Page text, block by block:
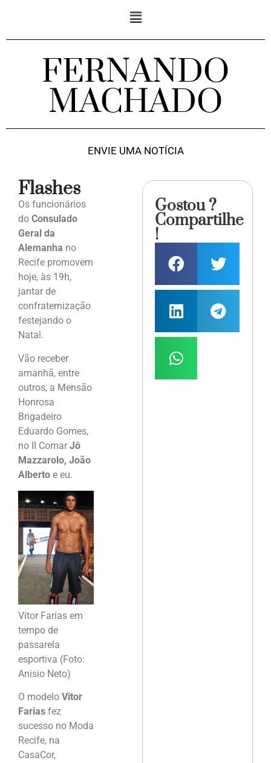
FERNANDO
MACHADO
ENVIE UMA NOTÍCIA
Flashes
Os funcionários
do Consulado
Geral da
Alemanha no
Recife promovem
hoje, às 19h,
jantar de
confraternização
festejando o
Natal.
Vão receber
amanhã, entre
outros, a Mensão
Honrosa
Brigadeiro
Eduardo Gomes,
no II Comar Jô
Mazzarolo, João
Alberto e eu.
Vitor Farias em
tempo de
passarela
esportiva (Foto:
Anisio Neto)
O modelo Vitor
Farias fez
sucesso no Moda
Recife, na
CasaCor,
Gostou ?
Compartilhe
!